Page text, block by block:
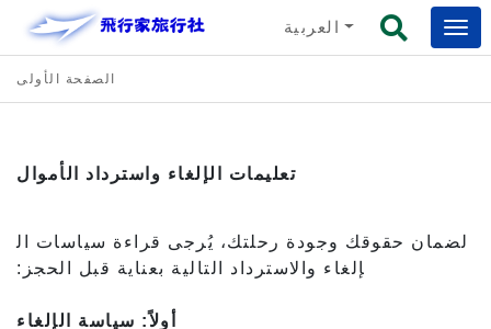
العربية
الصفحة الأولى
تعليمات الإلغاء واسترداد الأموال
لضمان حقوقك وجودة رحلتك، يُرجى قراءة سياسات ال
إلغاء والاسترداد التالية بعناية قبل الحجز:
أولاً: سياسة الإلغاء